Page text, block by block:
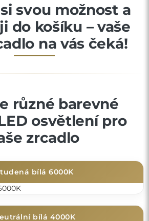
svou možnost a
do košíku – vaše
na vás čeká!
různé barevné
osvětlení pro
zrcadlo
bílá 6000K
bílá 4000K